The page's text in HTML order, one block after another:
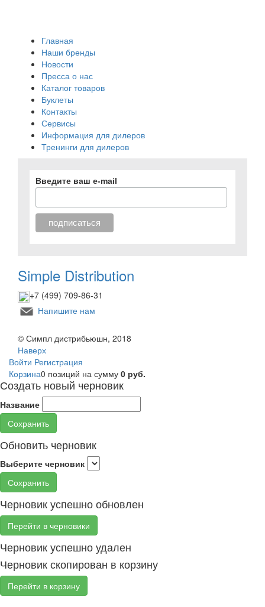
Главная
Наши бренды
Новости
Пресса о нас
Каталог товаров
Буклеты
Контакты
Сервисы
Информация для дилеров
Тренинги для дилеров
Введите ваш e-mail
Simple Distribution
+7 (499) 709-86-31
Напишите нам
© Симпл дистрибьюшн, 2018
Наверх
Войти Регистрация
Корзина0 позиций на сумму 0 руб.
Создать новый черновик
Название
Сохранить
Обновить черновик
Выберите черновик
Сохранить
Черновик успешно обновлен
Перейти в черновики
Черновик успешно удален
Черновик скопирован в корзину
Перейти в корзину